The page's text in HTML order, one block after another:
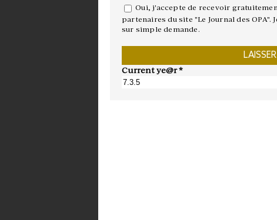
Oui, j'accepte de recevoir
partenaires du site "Le Journal des
sur simple demande.
Current ye@r*